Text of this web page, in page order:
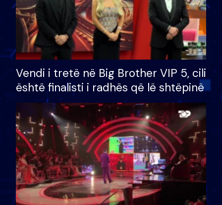
Vendi i tretë në Big Brother VIP 5, cili
është finalisti i radhës që lë shtëpinë